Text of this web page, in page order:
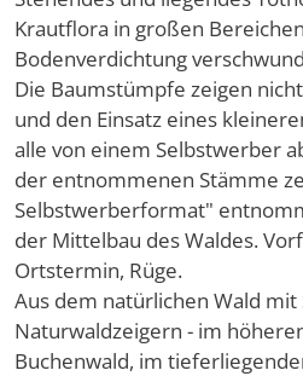
Krautflora in großen
Bodenverdichtung
Die Baumstümpfe zeigen
und den Einsatz eines
alle von einem Selbstwerber
der entnommenen Stämme
Selbstwerberformat"
der Mittelbau des Waldes.
Ortstermin, Rüge.
Aus dem natürlichen Wald
Naturwaldzeigern - im
Buchenwald, im